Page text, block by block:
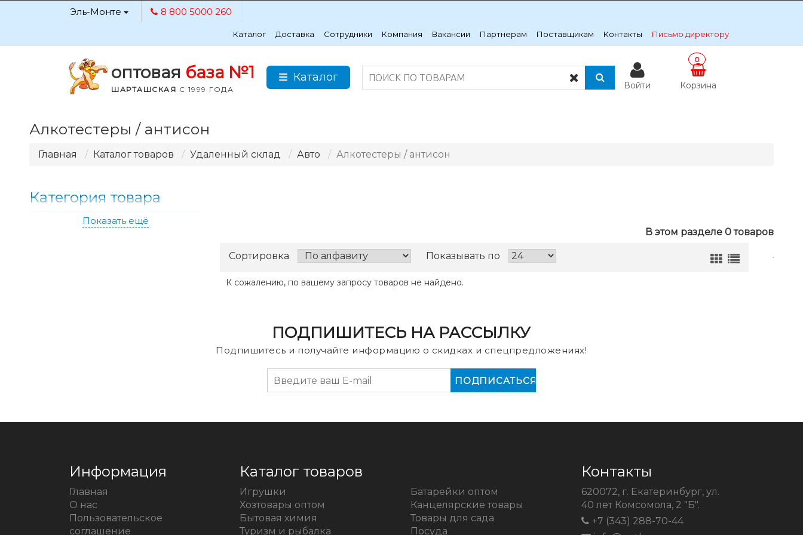
Эль-Монте 8 800 5000 260
Каталог Доставка Сотрудники Компания Вакансии Партнерам Поставщикам Контакты Письмо директору
оптовая база №1
ШАРТАШСКАЯ С 1999 ГОДА
Каталог
Войти Корзина
0
Алкотестеры / антисон
Главная Каталог товаров Удаленный склад Авто Алкотестеры / антисон
В этом разделе 0 товаров
Сортировка Показывать по
К сожалению, по вашему запросу товаров не найдено.
Категория товара
Показать ещё
ПОДПИШИТЕСЬ НА РАССЫЛКУ
Подпишитесь и получайте информацию о скидках и спецпредложениях!
Информация
Главная
О нас
Пользовательское
соглашение
Каталог товаров
Игрушки
Хозтовары оптом
Бытовая химия
Туризм и рыбалка
Батарейки оптом
Канцелярские товары
Товары для сада
Посуда
Контакты
620072, г. Екатеринбург, ул.
40 лет Комсомола, 2 "Б".
+7 (343) 288-70-44